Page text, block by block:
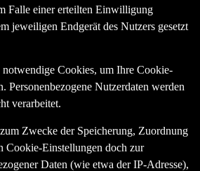
Falle einer erteilten Einwilligung
jeweiligen Endgerät des Nutzers gesetzt
notwendige Cookies, um Ihre Cookie-
Personenbezogene Nutzerdaten werden
verarbeitet.
Zwecke der Speicherung, Zuordnung
Cookie-Einstellungen doch zur
Daten (wie etwa der IP-Adresse),